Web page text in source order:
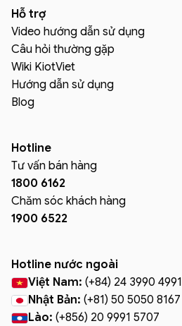
Hỗ trợ
Video hướng dẫn sử dụng
Câu hỏi thường gặp
Wiki KiotViet
Hướng dẫn sử dụng
Blog
Hotline
Tư vấn bán hàng
1800 6162
Chăm sóc khách hàng
1900 6522
Hotline nước ngoài
Việt Nam: (+84) 24 3990 4991
Nhật Bản: (+81) 50 5050 8167
Lào: (+856) 20 9991 5707